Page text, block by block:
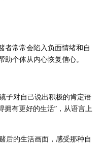
者常常会陷入负面情绪和自
个体从内心恢复信心。
子对自己说出积极的肯定语
拥有更好的生活”，从语言上
后的生活画面，感受那种自